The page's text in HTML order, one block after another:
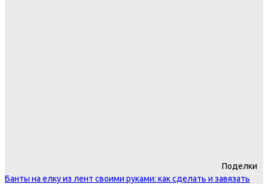
Поделки
Банты на елку из лент своими руками: как сделать и завязать